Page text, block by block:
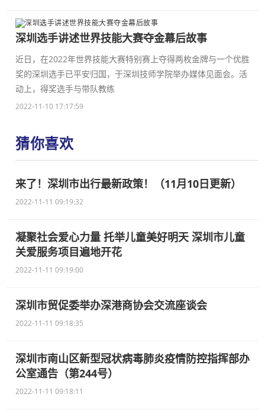
深圳选手讲述世界技能大赛夺金幕后故事
近日，在2022年世界技能大赛特别赛上夺得两枚金牌与一个优胜
奖的深圳选手已平安归国，于深圳技师学院举办媒体见面会。活
动上，得奖选手与带队教练
2022-11-10 17:17:59
猜你喜欢
来了！深圳市出行最新政策！（11月10日更新）
2022-11-11 09:19:32
凝聚社会爱心力量 托举儿童美好明天 深圳市儿童
关爱服务项目遍地开花
2022-11-11 09:19:00
深圳市贸促委举办深港商协会交流座谈会
2022-11-11 09:18:35
深圳市南山区新型冠状病毒肺炎疫情防控指挥部办
公室通告（第244号）
2022-11-11 09:18:11